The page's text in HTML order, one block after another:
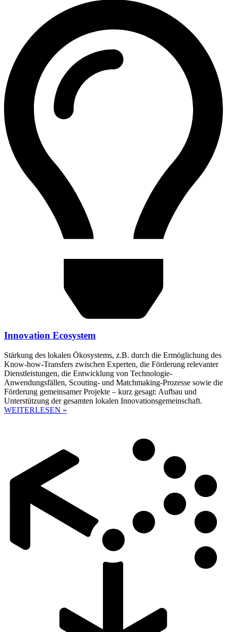
Innovation Ecosystem
Stärkung des lokalen Ökosystems, z.B. durch die Ermöglichung des
Know-how-Transfers zwischen Experten, die Förderung relevanter
Dienstleistungen, die Entwicklung von Technologie-
Anwendungsfällen, Scouting- und Matchmaking-Prozesse sowie die
Förderung gemeinsamer Projekte – kurz gesagt: Aufbau und
Unterstützung der gesamten lokalen Innovationsgemeinschaft.
WEITERLESEN »